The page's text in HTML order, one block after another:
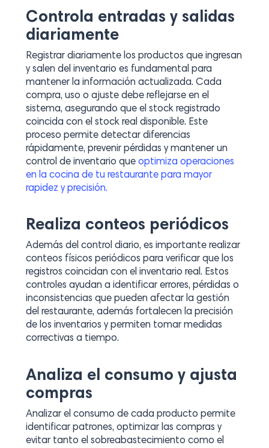
Controla entradas y salidas
diariamente
Registrar diariamente los productos que ingresan
y salen del inventario es fundamental para
mantener la información actualizada. Cada
compra, uso o ajuste debe reflejarse en el
sistema, asegurando que el stock registrado
coincida con el stock real disponible. Este
proceso permite detectar diferencias
rápidamente, prevenir pérdidas y mantener un
control de inventario que optimiza operaciones
en la cocina de tu restaurante para mayor
rapidez y precisión.
Realiza conteos periódicos
Además del control diario, es importante realizar
conteos físicos periódicos para verificar que los
registros coincidan con el inventario real. Estos
controles ayudan a identificar errores, pérdidas o
inconsistencias que pueden afectar la gestión
del restaurante, además fortalecen la precisión
de los inventarios y permiten tomar medidas
correctivas a tiempo.
Analiza el consumo y ajusta
compras
Analizar el consumo de cada producto permite
identificar patrones, optimizar las compras y
evitar tanto el sobreabastecimiento como el